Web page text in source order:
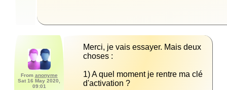
From anonyme
Sat 16 May 2020,
09:01
Merci, je vais essayer. Mais deux
1) A quel moment je rentre ma clé